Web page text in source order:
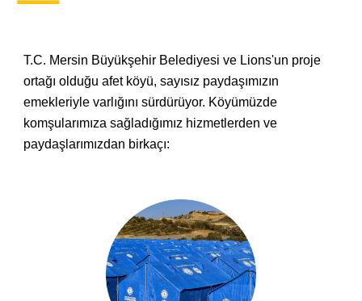
T.C. Mersin Büyükşehir Belediyesi ve Lions'un proje
ortağı olduğuafet köyü,sayısız paydaşımızın
emekleriyle varlığını sürdürüyor. Köyümüzde
komşularımıza sağladığımız hizmetlerden ve
paydaşlarımızdan birkaçı: